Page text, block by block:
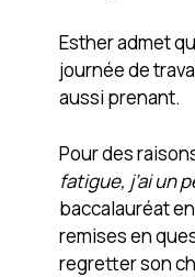
Esther admet
journée de
aussi prenant.
Pour des
fatigue, j’ai un
baccalauréat
remises en
regretter son